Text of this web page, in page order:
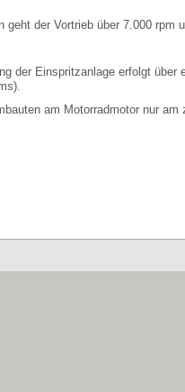
geht der Vortrieb über 7.000
der Einspritzanlage erfolgt
am Motorradmotor nur